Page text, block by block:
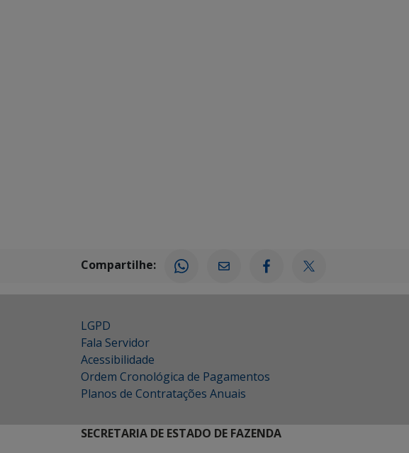
Compartilhe:
LGPD
Fala Servidor
Acessibilidade
Ordem Cronológica de Pagamentos
Planos de Contratações Anuais
SECRETARIA DE ESTADO DE FAZENDA